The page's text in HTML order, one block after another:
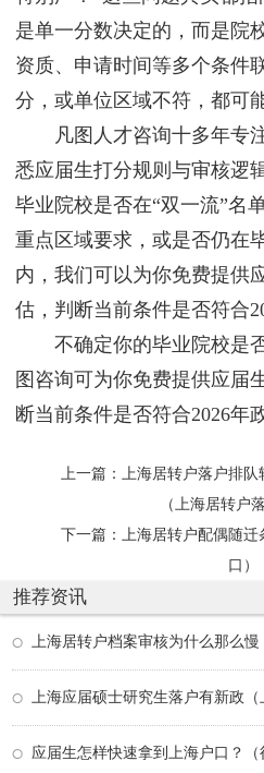
是单一分数决定的，而是院
资质、申请时间等多个条件
分，或单位区域不符，都可
凡图人才咨询十多年专注
悉应届生打分规则与审核逻
毕业院校是否在“双一流”名
重点区域要求，或是否仍在
内，我们可以为你免费提供
估，判断当前条件是否符合
不确定你的毕业院校是否
图咨询可为你免费提供应届
断当前条件是否符合2026年
上一篇：
上海居转户落户排
（上海居转户
下一篇：
上海居转户配偶随
口）
推荐资讯
应届生怎样快速拿到上海户口？（